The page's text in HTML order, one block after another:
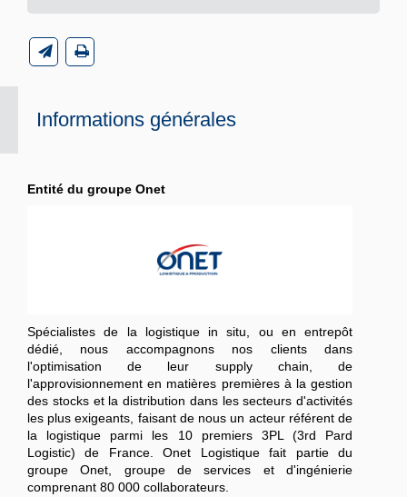
Informations générales
Entité du groupe Onet
Spécialistes de la logistique in situ, ou en entrepôt
dédié, nous accompagnons nos clients dans
l'optimisation de leur supply chain, de
l'approvisionnement en matières premières à la gestion
des stocks et la distribution dans les secteurs d'activités
les plus exigeants, faisant de nous un acteur référent de
la logistique parmi les 10 premiers 3PL (3rd Pard
Logistic) de France. Onet Logistique fait partie du
groupe Onet, groupe de services et d'ingénierie
comprenant 80 000 collaborateurs.